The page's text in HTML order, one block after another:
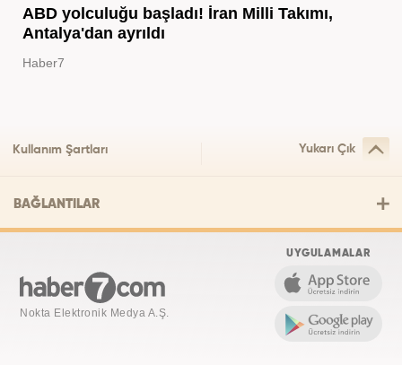
ABD yolculuğu başladı! İran Milli Takımı,
Antalya'dan ayrıldı
Haber7
Kullanım Şartları Yukarı Çık
BAĞLANTILAR
Nokta Elektronik Medya A.Ş.
UYGULAMALAR